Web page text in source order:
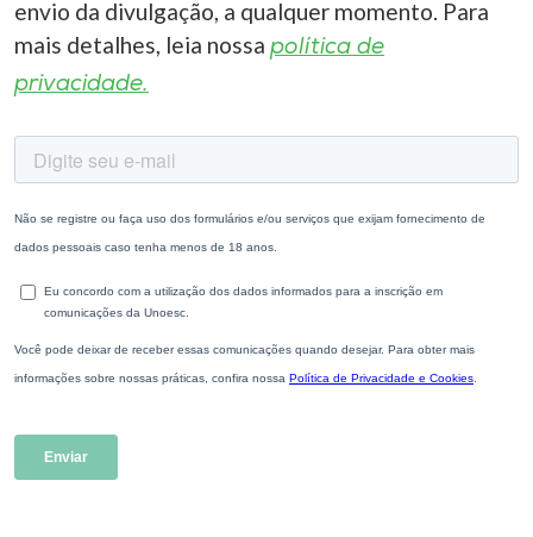
envio da divulgação, a qualquer momento. Para
mais detalhes, leia nossa política de
privacidade.